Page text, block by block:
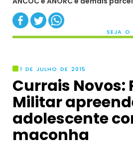
SEJA O
1 DE JULHO DE 2015
Currais Novos:
Militar
adolescente
maconha